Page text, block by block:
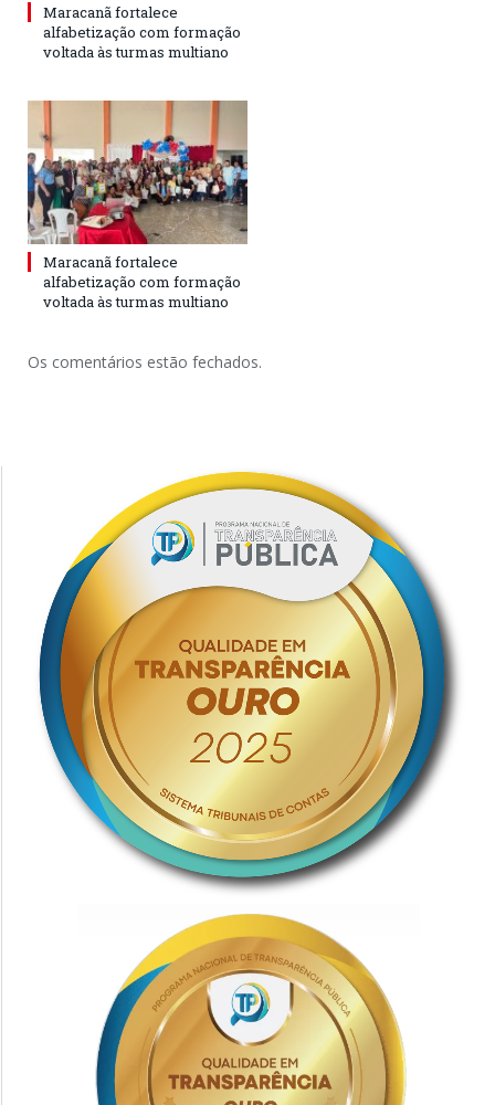
Maracanã fortalece
alfabetização com formação
voltada às turmas multiano
Maracanã fortalece
alfabetização com formação
voltada às turmas multiano
Os comentários estão fechados.